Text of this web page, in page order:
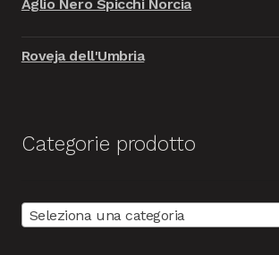
9.999,00€.
Aglio Nero Spicchi Norcia
Roveja dell'Umbria
Categorie prodotto
Seleziona una categoria